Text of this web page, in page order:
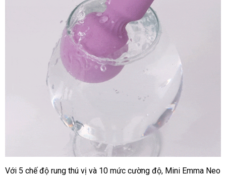
Với 5 chế độ rung thú vị nội
và 10 mức cường độThái
, Mini Emma Neo